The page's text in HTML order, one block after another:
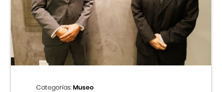
Categorías:Museo